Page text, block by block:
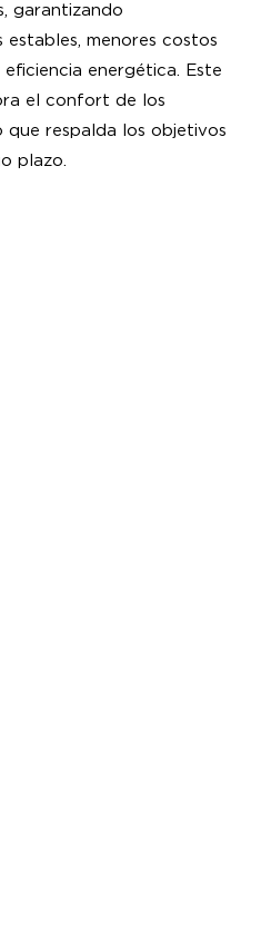
garantizando
menores costos
energética. Este
el confort de los
que respalda los objetivos
plazo.